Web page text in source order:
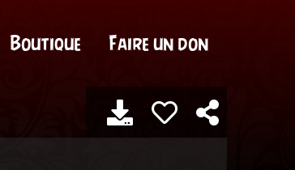
Boutique Faire un don